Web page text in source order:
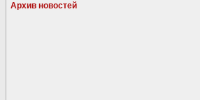
Архив новостей